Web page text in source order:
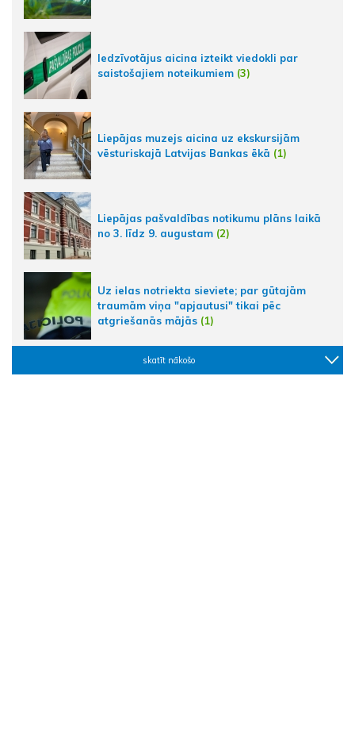
Iedzīvotājus aicina izteikt viedokli par
saistošajiem noteikumiem (3)
Liepājas muzejs aicina uz ekskursijām
vēsturiskajā Latvijas Bankas ēkā (1)
Liepājas pašvaldības notikumu plāns laikā
no 3. līdz 9. augustam (2)
Uz ielas notriekta sieviete; par gūtajām
traumām viņa "apjautusi" tikai pēc
atgriešanās mājās (1)
skatīt nākošo